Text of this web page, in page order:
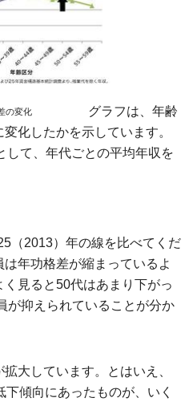
の変化
グラフは、年齢
化したかを示しています。
して、年代ごとの平均年収を
（2013）年の線を比べてくだ
年功格差が縮まっているよ
見ると50代はあまり下がっ
が抑えられていることが分か
大しています。とはいえ、
傾向にあったものが、いく